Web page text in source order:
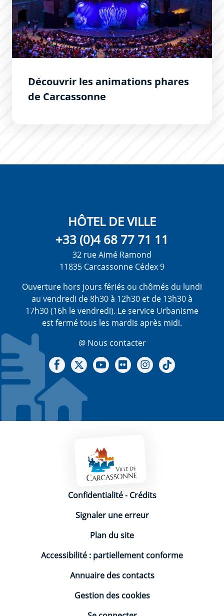
Découvrir les animations phares
de Carcassonne
HÔTEL DE VILLE
+33 (0)4 68 77 71 11
32 rue Aimé Ramond
11835 Carcassonne Cédex 9
Ouverture hors jours fériés ou chômés du lundi
au vendredi de 8h30 à 12h30 et de 13h30 à
17h30 (16h le vendredi). Le service Urbanisme
est fermé tous les mardis après midi.
@ Nous contacter
Notre Facebook
Notre X - (twitter)
Notre chaine Youtube
Notre Gallerie sur Flickr
Notre Instagram
Mentions légales
Confidentialité-Crédits
Signaler une erreur
Plan du site
Accessibilité : partiellement conforme
Annuaire des contacts
Gestion des cookies